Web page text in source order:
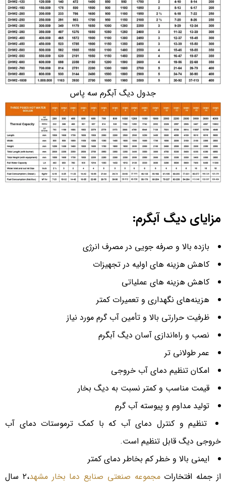
جدول دیگ آبگرم سه پاس
مزایای دیگ آبگرم:
بازده بالا و صرفه جویی در مصرف انرژی
کاهش هزینه های اولیه در تجهیزات
کاهش هزینه های عملیاتی
هزینه‌های نگهداری و تعمیرات کمتر
ظرفیت حرارتی بالا و تأمین آب گرم مورد نیاز
نصب و راه‌اندازی آسان دیگ آبگرم
عمر طولانی تر
امکان تنظیم دمای آب خروجی
قیمت مناسب و کمتر نسبت به دیگ بخار
تولید مداوم و پیوسته آب گرم
تنظیم و کنترل دمای آب که با کمک ترموستات دمای آب
خروجی دیگ قابل تنظیم است.
ایمنی بالا و خطر کم بخاطر دمای کمتر
از جمله افتخاراتمجموعه صنعتی صنایع دما بخار مشهد ،۲ سال